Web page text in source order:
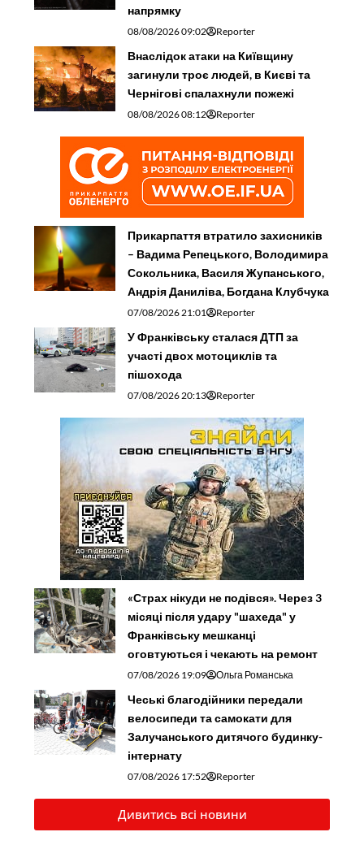
напрямку
08/08/2026 09:02 Reporter
Внаслідок атаки на Київщину
загинули троє людей, в Києві та
Чернігові спалахнули пожежі
08/08/2026 08:12 Reporter
Прикарпаття втратило захисників
– Вадима Репецького, Володимира
Сокольника, Василя Жупанського,
Андрія Даниліва, Богдана Клубчука
07/08/2026 21:01 Reporter
У Франківську сталася ДТП за
участі двох мотоциклів та
пішохода
07/08/2026 20:13 Reporter
«Страх нікуди не подівся». Через 3
місяці після удару "шахеда" у
Франківську мешканці
оговтуються і чекають на ремонт
07/08/2026 19:09 Ольга Романська
Чеські благодійники передали
велосипеди та самокати для
Залучанського дитячого будинку-
інтернату
07/08/2026 17:52 Reporter
Дивитись всі новини